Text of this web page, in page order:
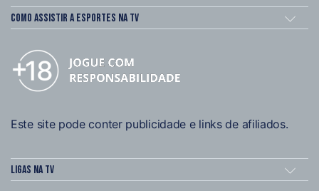
Como assistir a esportes na TV
Este site pode conter publicidade e links de afiliados.
Ligas na TV